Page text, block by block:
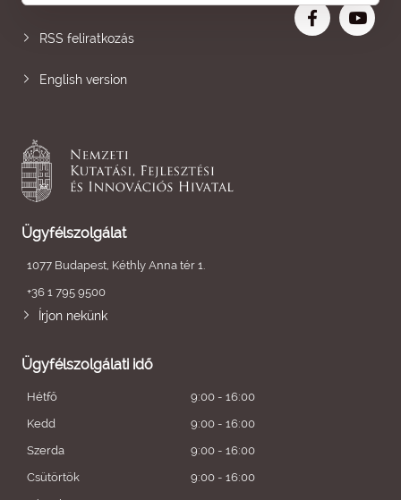
RSS feliratkozás
English version
Ügyfélszolgálat
1077 Budapest, Kéthly Anna tér 1.
+36 1 795 9500
Írjon nekünk
Ügyfélszolgálati idő
Hétfő
9:00 - 16:00
Kedd
9:00 - 16:00
Szerda
9:00 - 16:00
Csütörtök
9:00 - 16:00